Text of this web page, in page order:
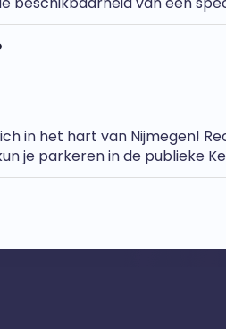
in het hart van Nijmegen!
je parkeren in de publieke